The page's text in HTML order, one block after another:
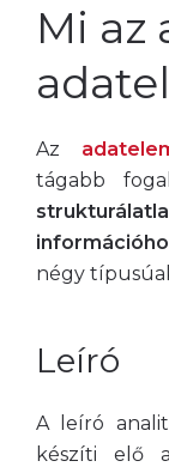
Mi az
Az
tágabb
négy
Leíró
A leíró
készíti elő